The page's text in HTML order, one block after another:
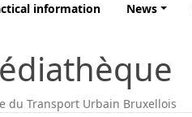
information News
du Transport Urbain Bruxellois